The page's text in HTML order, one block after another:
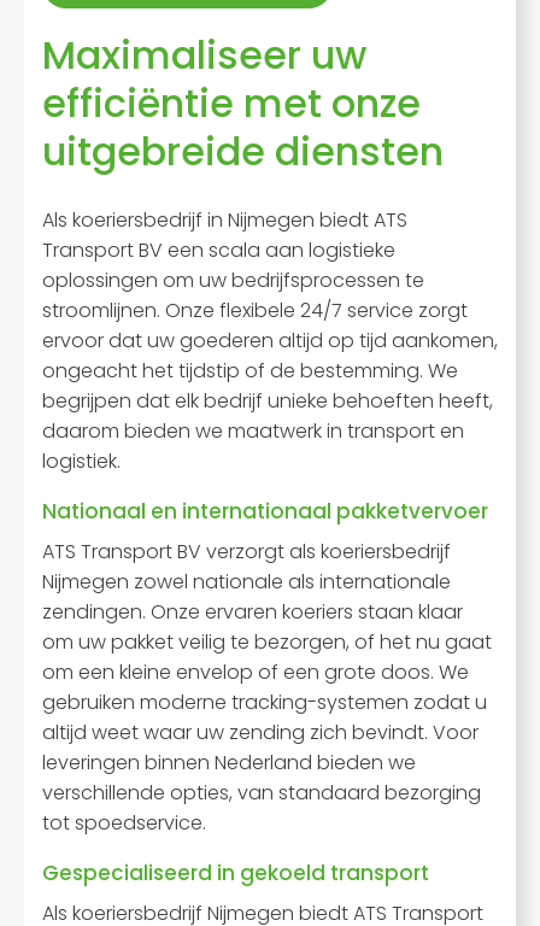
Maximaliseer uw
efficiëntie met onze
uitgebreide diensten
Als koeriersbedrijf in Nijmegen biedt ATS
Transport BV een scala aan logistieke
oplossingen om uw bedrijfsprocessen te
stroomlijnen. Onze flexibele 24/7 service zorgt
ervoor dat uw goederen altijd op tijd aankomen,
ongeacht het tijdstip of de bestemming. We
begrijpen dat elk bedrijf unieke behoeften heeft,
daarom bieden we maatwerk in transport en
logistiek.
Nationaal en internationaal pakketvervoer
ATS Transport BV verzorgt als koeriersbedrijf
Nijmegen zowel nationale als internationale
zendingen. Onze ervaren koeriers staan klaar
om uw pakket veilig te bezorgen, of het nu gaat
om een kleine envelop of een grote doos. We
gebruiken moderne tracking-systemen zodat u
altijd weet waar uw zending zich bevindt. Voor
leveringen binnen Nederland bieden we
verschillende opties, van standaard bezorging
tot spoedservice.
Gespecialiseerd in gekoeld transport
Als koeriersbedrijf Nijmegen biedt ATS Transport